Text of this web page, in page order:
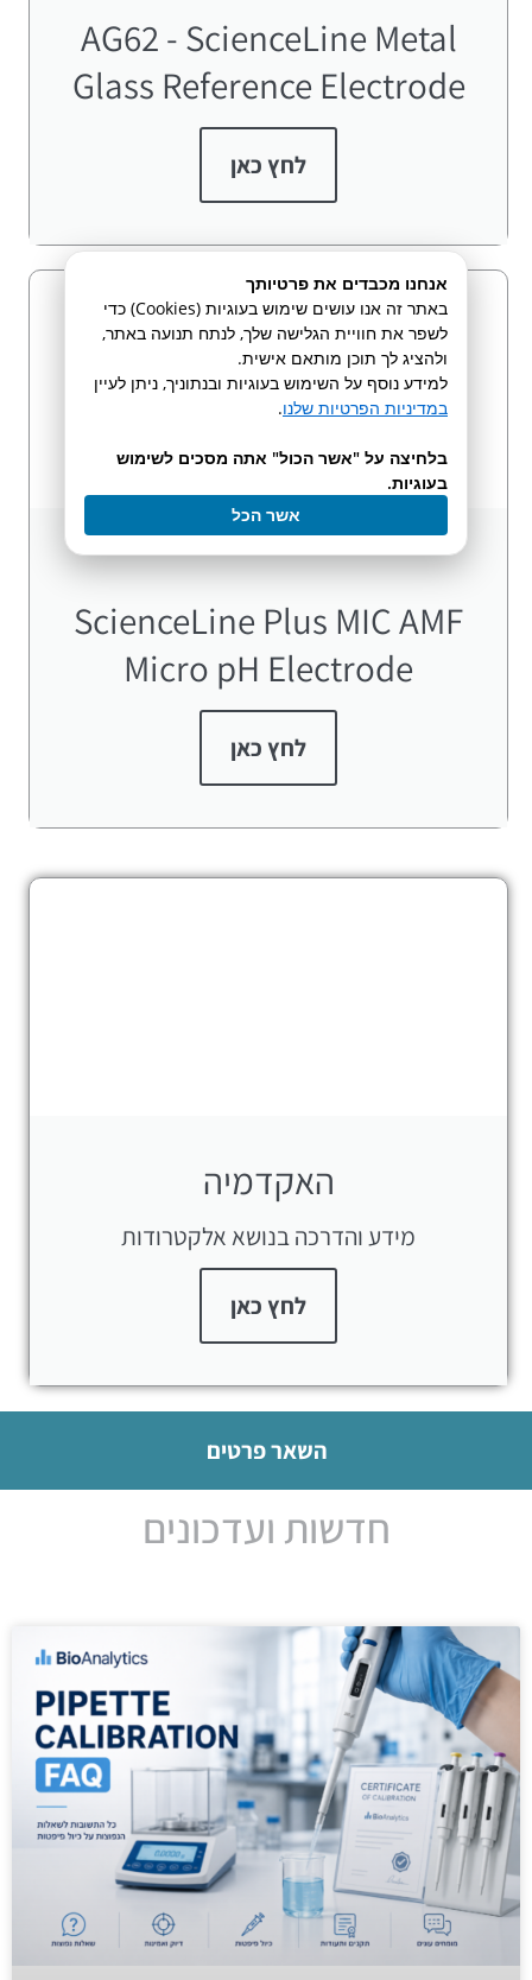
AG62 - ScienceLine Metal
Glass Reference Electrode
לחץ כאן
ScienceLine Plus MIC AMF
Micro pH Electrode
לחץ כאן
האקדמיה
מידע והדרכה בנושא אלקטרודות
לחץ כאן
השאר פרטים
חדשות ועדכונים
אנחנו מכבדים את פרטיותך
באתר זה אנו עושים שימוש בעוגיות (Cookies) כדי
לשפר את חוויית הגלישה שלך, לנתח תנועה באתר,
ולהציג לך תוכן מותאם אישית.
למידע נוסף על השימוש בעוגיות ובנתוניך, ניתן לעיין
במדיניות הפרטיות שלנו.
בלחיצה על "אשר הכול" אתה מסכים לשימוש
בעוגיות.
אשר הכל